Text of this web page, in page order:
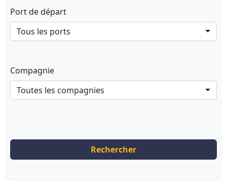
Port de départ
Tous les ports
Compagnie
Toutes les compagnies
Rechercher